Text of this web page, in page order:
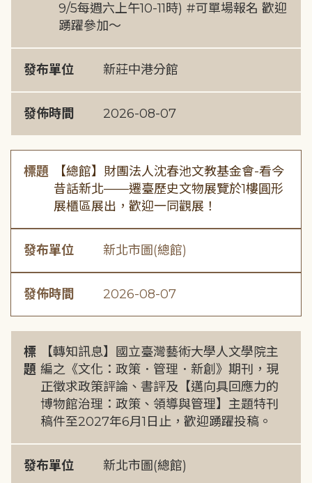
9/5每週六上午10-11時) #可單場報名 歡迎
踴躍參加～
發布單位 新莊中港分館
發佈時間 2026-08-07
標題
【總館】財團法人沈春池文教基金會-看今
昔話新北——遷臺歷史文物展覽於1樓圓形
展櫃區展出，歡迎一同觀展！
發布單位 新北市圖(總館)
發佈時間 2026-08-07
標
題
【轉知訊息】國立臺灣藝術大學人文學院主
編之《文化：政策．管理．新創》期刊，現
正徵求政策評論、書評及【邁向具回應力的
博物館治理：政策、領導與管理】主題特刊
稿件至2027年6月1日止，歡迎踴躍投稿。
發布單位 新北市圖(總館)